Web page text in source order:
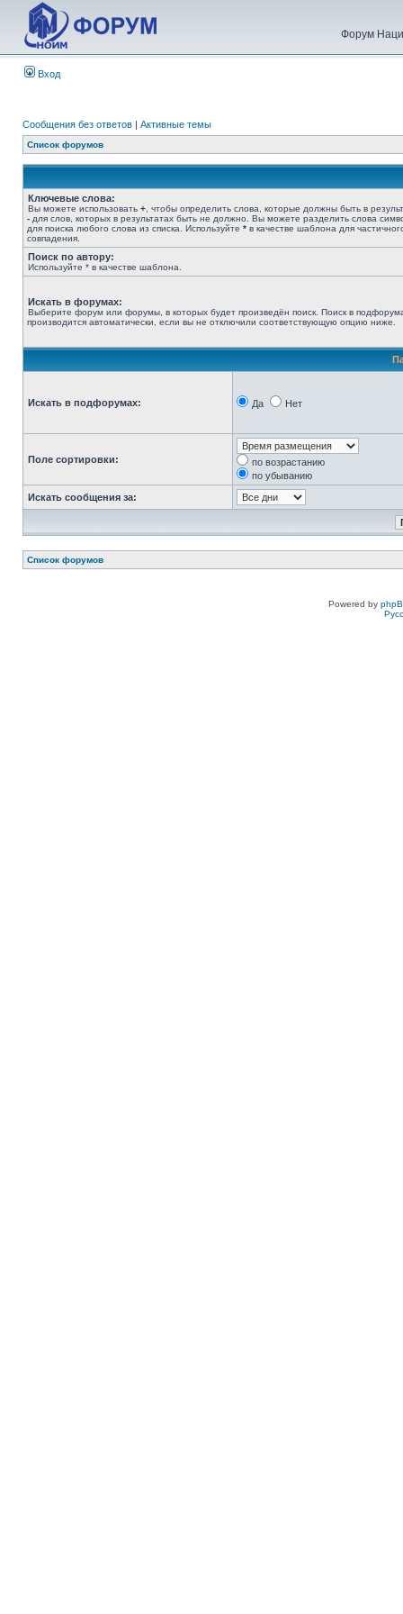
Форум
Вход
Сообщения без ответов | Активные темы
Список форумов
Ключевые слова:
Вы можете использовать + , чтобы определить слова, которые должны быть в
- для слов, которых в результатах быть не должно. Вы можете разделить слова
для поиска любого слова из списка. Используйте * в качестве шаблона для
совпадения.
Поиск по автору:
Используйте * в качестве шаблона.
Искать в форумах:
Выберите форум или форумы, в которых будет произведён поиск. Поиск в
производится автоматически, если вы не отключили соответствующую опцию ниже.
Искать в подфорумах: Да Нет
Поле сортировки:
по возрастанию
по убыванию
Искать сообщения за:
Список форумов
Powered by